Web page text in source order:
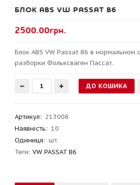
БЛОК ABS VW PASSAT B6
2500.00грн.
Блок ABS VW Passat B6 в нормальном
разборки Фольксваген Пассат.
Артикул: 213006
Наявність: 10
Одиниця: шт.
Теги: VW PASSAT B6